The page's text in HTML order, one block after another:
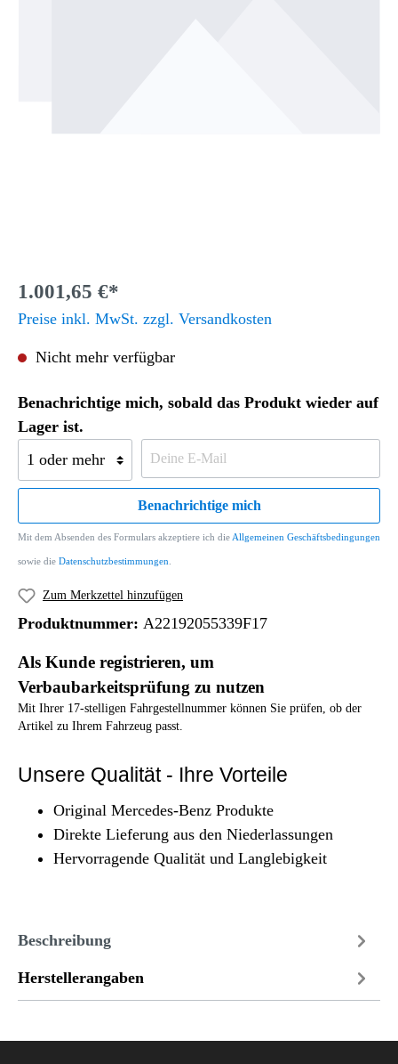
1.001,65 €*
Preise inkl. MwSt. zzgl. Versandkosten
Nicht mehr verfügbar
Benachrichtige mich, sobald das Produkt wieder auf
Lager ist.
Benachrichtige mich
Mit dem Absenden des Formulars akzeptiere ich die Allgemeinen Geschäftsbedingungen
sowie die Datenschutzbestimmungen
Zum Merkzettel hinzufügen
Produktnummer: A22192055339F17
Als Kunde registrieren, um
Verbaubarkeitsprüfung zu nutzen
Mit Ihrer 17-stelligen Fahrgestellnummer können Sie prüfen, ob der
Artikel zu Ihrem Fahrzeug passt.
Unsere Qualität - Ihre Vorteile
Original Mercedes-Benz Produkte
Direkte Lieferung aus den Niederlassungen
Hervorragende Qualität und Langlebigkeit
Beschreibung
Herstellerangaben